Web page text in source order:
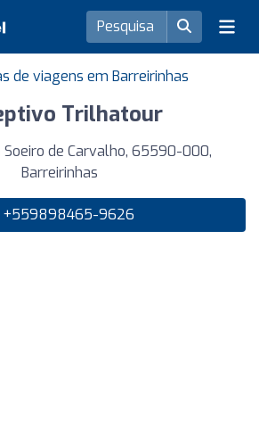
de viagens em Barreirinhas
Trilhatour
Soeiro de Carvalho, 65590-000,
Barreirinhas
+559898465-9626